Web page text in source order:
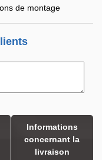
de montage
Informations
concernant la
livraison